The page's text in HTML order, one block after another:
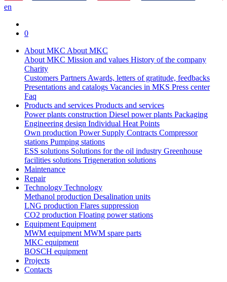
en
0
About MKC About MKC
About MKC Mission and values History of the company
Charity
Customers PartnersAwards, letters of gratitude, feedbacks
Presentations and catalogs Vacancies in MKS Press center
Faq
Products and services Products and services
Power plants construction Diesel power plants Packaging
Engineering design Individual Heat Points
Own production Power Supply Contracts Compressor
stations Pumping stations
ESS solutions Solutions for the oil industry Greenhouse
facilities solutions Trigeneration solutions
Maintenance
Repair
Technology Technology
Methanol production Desalination units
LNG production Flares suppression
СО2 production Floating power stations
EquipmentEquipment
MWM equipmentMWM spare parts
MKC equipment
BOSCH equipment
Projects
Contacts